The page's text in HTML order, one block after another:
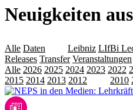
Neuigkeiten
Alle Daten Leibniz LIfBi
Releases Transfer Veranstaltungen
Alle 2026 2025 2024 2023 2022
2015 2014 2013 2012 2010